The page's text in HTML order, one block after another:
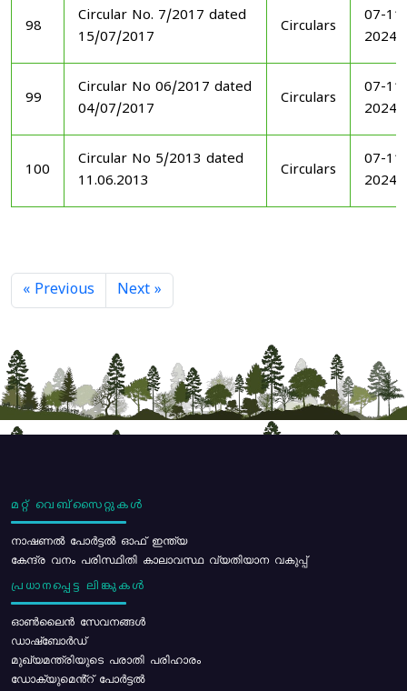
98
Circular No. 7/2017 dated
15/07/2017
Circulars
07-11-
2024
99
Circular No 06/2017 dated
04/07/2017
Circulars
07-11-
2024
100
Circular No 5/2013 dated
11.06.2013
Circulars
07-11-
2024
« Previous Next »
മറ്റ് വെബ്സൈറ്റുകൾ
നാഷണൽ പോർട്ടൽ ഓഫ് ഇന്ത്യ
കേന്ദ്ര വനം പരിസ്ഥിതി കാലാവസ്ഥ വ്യതിയാന വകുപ്പ്
പ്രധാനപ്പെട്ട ലിങ്കുകൾ
ഓൺലൈൻ സേവനങ്ങൾ
ഡാഷ്ബോർഡ്
മുഖ്യമന്ത്രിയുടെ പരാതി പരിഹാരം
ഡോക്യുമെൻ്റ് പോർട്ടൽ